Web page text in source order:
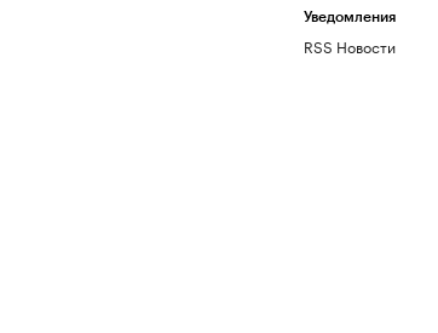
Уведомления
RSS Новости